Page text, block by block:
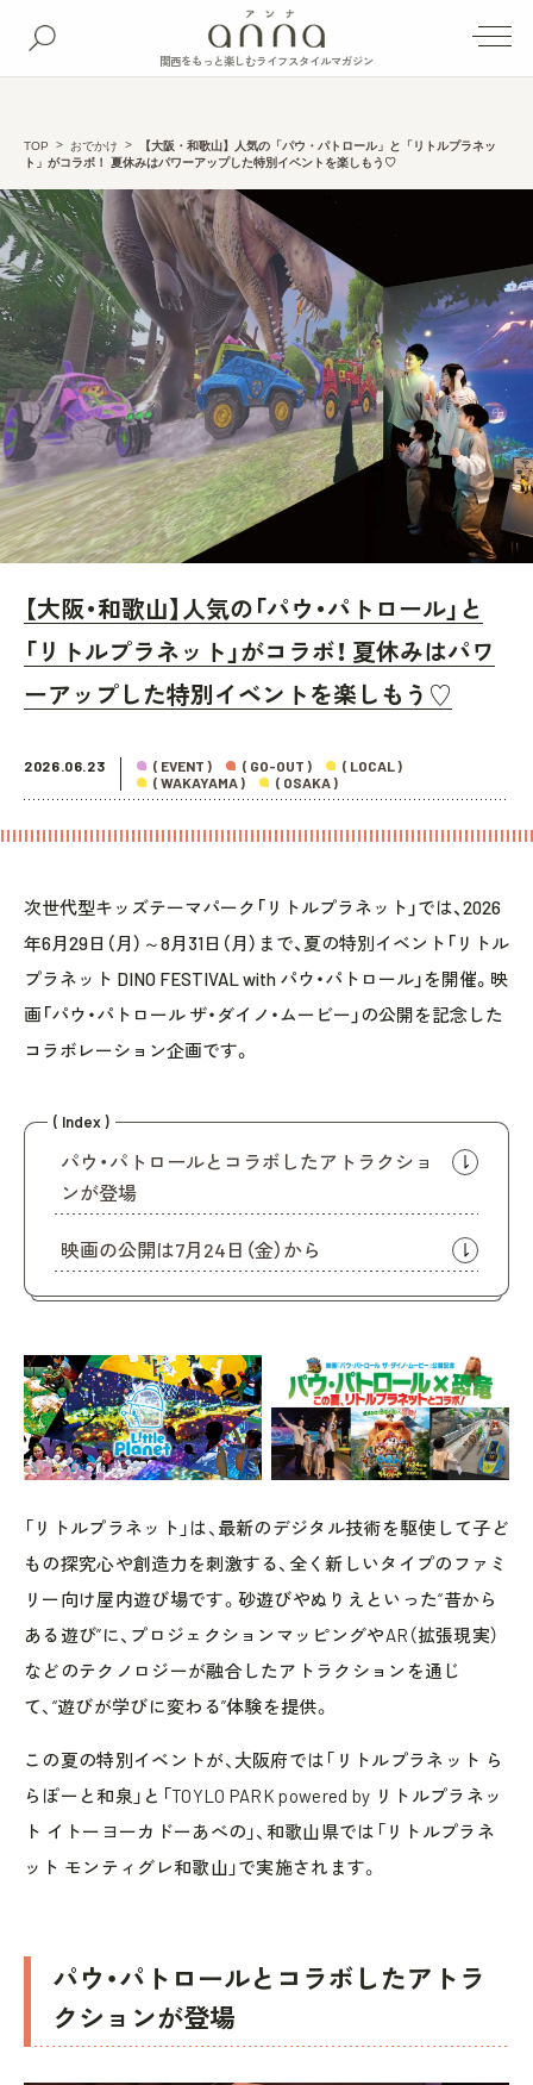
関西をもっと楽しむライフスタイルマガジン
TOP おでかけ
【大阪・和歌山】人気の「パウ・パトロール」と「リトルプラネッ
ト」がコラボ！ 夏休みはパワーアップした特別イベントを楽しもう♡
【大阪・和歌山】人気の「パウ・パトロール」と
「リトルプラネット」がコラボ！ 夏休みはパワ
ーアップした特別イベントを楽しもう♡
2026.06.23 ( EVENT ) ( GO-OUT )
( LOCAL )
( WAKAYAMA )
( OSAKA )
次世代型キッズテーマパーク「リトルプラネット」では、2026
年6月29日（月）～8月31日（月）まで、夏の特別イベント「リトル
プラネット DINO FESTIVAL with パウ・パトロール」を開催。映
画「パウ・パトロール ザ・ダイノ・ムービー」の公開を記念した
コラボレーション企画です。
( Index )
パウ・パトロールとコラボしたアトラクショ
ンが登場
映画の公開は7月24日（金）から
「リトルプラネット」は、最新のデジタル技術を駆使して子ど
もの探究心や創造力を刺激する、全く新しいタイプのファミ
リー向け屋内遊び場です。砂遊びやぬりえといった“昔から
ある遊び”に、プロジェクションマッピングやAR（拡張現実）
などのテクノロジーが融合したアトラクションを通じ
て、“遊びが学びに変わる”体験を提供。
この夏の特別イベントが、大阪府では「リトルプラネット ら
らぽーと和泉」と「TOYLO PARK powered by リトルプラネッ
ト イトーヨーカドーあべの」、和歌山県では「リトルプラネ
ット モンティグレ和歌山」で実施されます。
パウ・パトロールとコラボしたアトラ
クションが登場